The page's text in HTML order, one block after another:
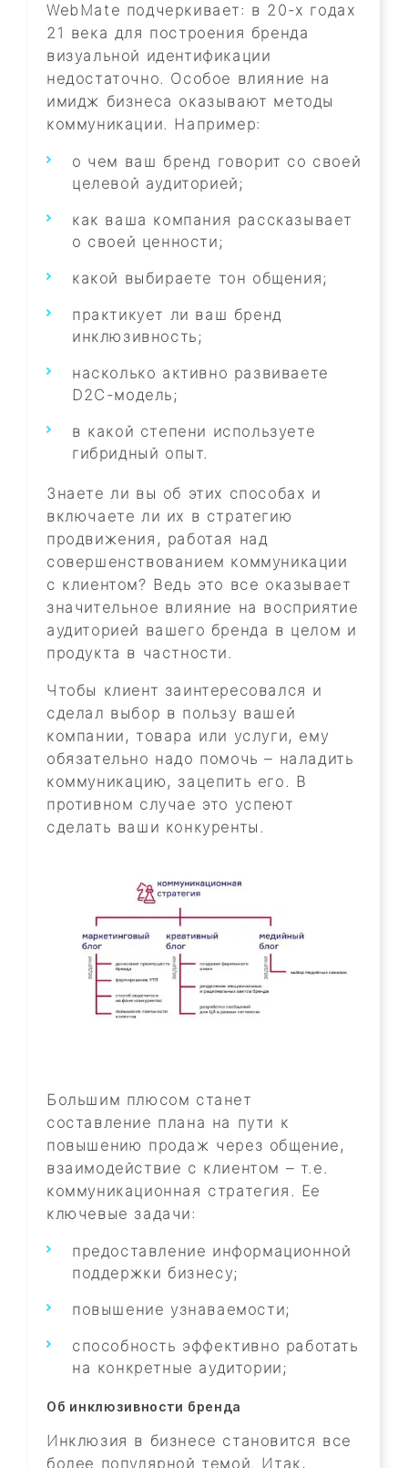
WebMate подчеркивает: в 20-х годах
21 века для построения бренда
визуальной идентификации
недостаточно. Особое влияние на
имидж бизнеса оказывают методы
коммуникации. Например:
о чем ваш бренд говорит со своей
целевой аудиторией;
как ваша компания рассказывает
о своей ценности;
какой выбираете тон общения;
практикует ли ваш бренд
инклюзивность;
насколько активно развиваете
D2C-модель;
в какой степени используете
гибридный опыт.
Знаете ли вы об этих способах и
включаете ли их в стратегию
продвижения, работая над
совершенствованием коммуникации
с клиентом? Ведь это все оказывает
значительное влияние на восприятие
аудиторией вашего бренда в целом и
продукта в частности.
Чтобы клиент заинтересовался и
сделал выбор в пользу вашей
компании, товара или услуги, ему
обязательно надо помочь – наладить
коммуникацию, зацепить его. В
противном случае это успеют
сделать ваши конкуренты.
Большим плюсом станет
составление плана на пути к
повышению продаж через общение,
взаимодействие с клиентом – т.е.
коммуникационная стратегия. Ее
ключевые задачи:
предоставление информационной
поддержки бизнесу;
повышение узнаваемости;
способность эффективно работать
на конкретные аудитории;
Об инклюзивности бренда
Инклюзия в бизнесе становится все
более популярной темой. Итак,